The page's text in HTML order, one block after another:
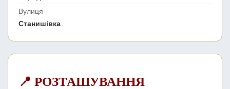
Вулиця
Станишівка
📍 РОЗТАШУВАННЯ